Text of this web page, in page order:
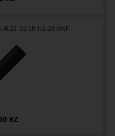
.22 LR 1/2-20 UNF
Kč